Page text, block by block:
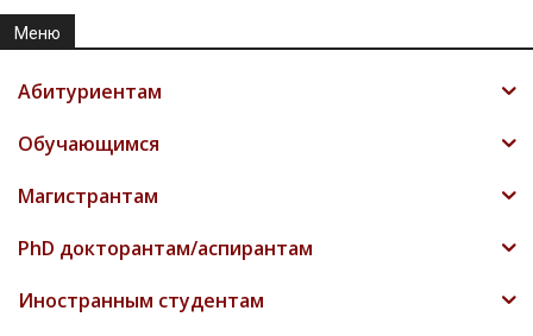
Меню
Абитуриентам
Обучающимся
Магистрантам
PhD докторантам/аспирантам
Иностранным студентам